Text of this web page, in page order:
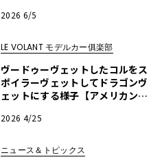
2026 6/5
LE VOLANT モデルカー俱楽部
ヴードゥーヴェットしたコルをス
ポイラーヴェットしてドラゴンヴ
ェットにする様子【アメリカンカ
2026 4/25
ニュース＆トピックス